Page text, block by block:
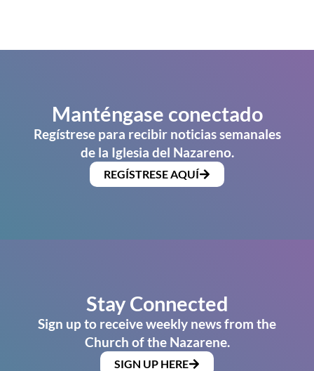
Manténgase conectado
Regístrese para recibir noticias semanales
de la Iglesia del Nazareno.
REGÍSTRESE AQUÍ
Stay Connected
Sign up to receive weekly news from the
Church of the Nazarene.
SIGN UP HERE